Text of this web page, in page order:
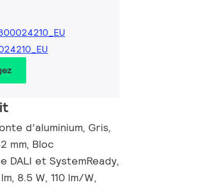
d’aluminium, Gris,
mm, Bloc
DALI et SystemReady,
8.5 W, 110 lm/W,